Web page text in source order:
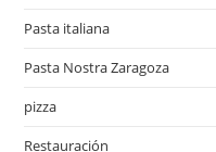
Pasta italiana
Pasta Nostra Zaragoza
pizza
Restauración